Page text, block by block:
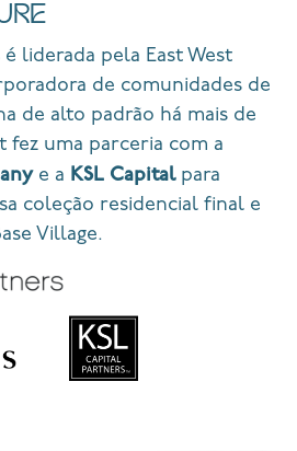
liderada pela East West
de comunidades de
de alto padrão há mais de
fez uma parceria com a
e a KSL Capital para
coleção residencial final e
Village.